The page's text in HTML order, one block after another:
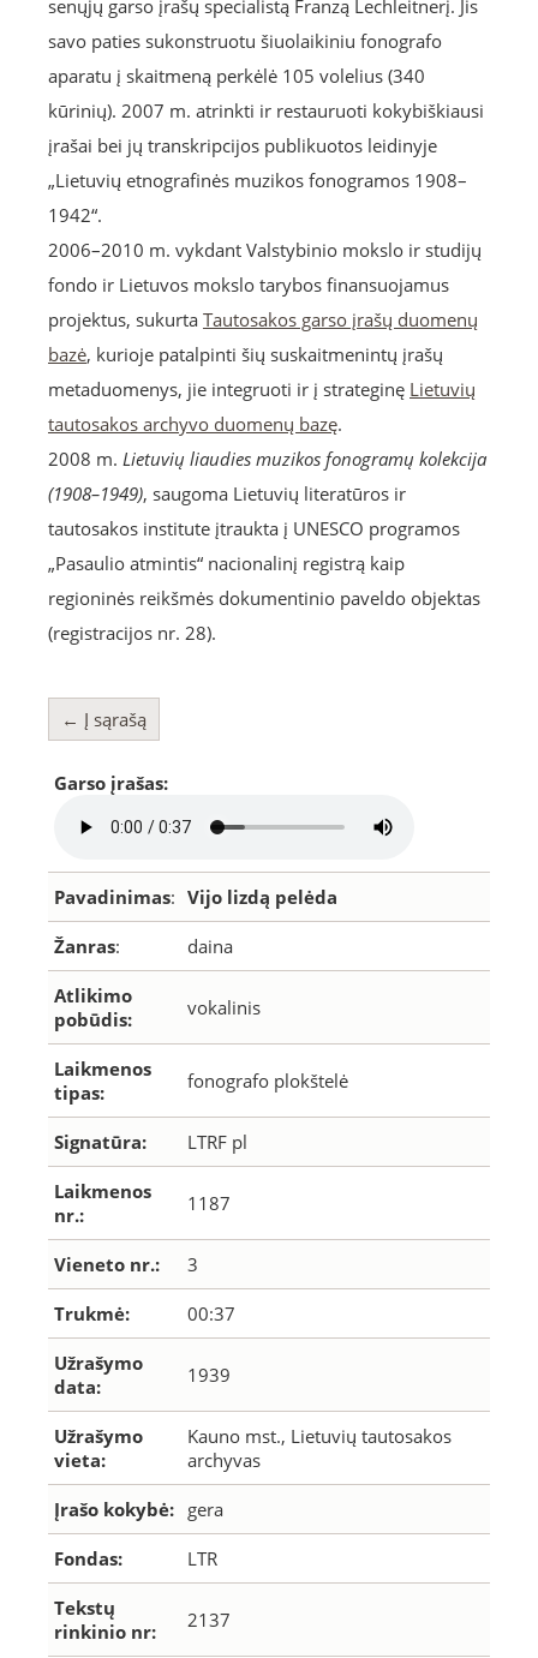
senųjų garso įrašų specialistą Franzą Lechleitnerį. Jis
savo paties sukonstruotu šiuolaikiniu fonografo
aparatu į skaitmeną perkėlė 105 volelius (340
kūrinių). 2007 m. atrinkti ir restauruoti kokybiškiausi
įrašai bei jų transkripcijos publikuotos leidinyje
„Lietuvių etnografinės muzikos fonogramos 1908–
1942“.
2006–2010 m. vykdant Valstybinio mokslo ir studijų
fondo ir Lietuvos mokslo tarybos finansuojamus
projektus, sukurta Tautosakos garso įrašų duomenų
bazė, kurioje patalpinti šių suskaitmenintų įrašų
metaduomenys, jie integruoti ir į strateginę Lietuvių
tautosakos archyvo duomenų bazę.
2008 m. Lietuvių liaudies muzikos fonogramų kolekcija
(1908–1949), saugoma Lietuvių literatūros ir
tautosakos institute įtraukta į UNESCO programos
„Pasaulio atmintis“ nacionalinį registrą kaip
regioninės reikšmės dokumentinio paveldo objektas
(registracijos nr. 28).
← Į sąrašą
Garso įrašas:
Pavadinimas: Vijo lizdą pelėda
Žanras: daina
Atlikimo
pobūdis:
vokalinis
Laikmenos
tipas:
fonografo plokštelė
Signatūra: LTRF pl
Laikmenos
nr.:
1187
Vieneto nr.: 3
Trukmė: 00:37
Užrašymo
data:
1939
Užrašymo
vieta:
Kauno mst., Lietuvių tautosakos
archyvas
Įrašo kokybė: gera
Fondas: LTR
Tekstų
rinkinio nr:
2137